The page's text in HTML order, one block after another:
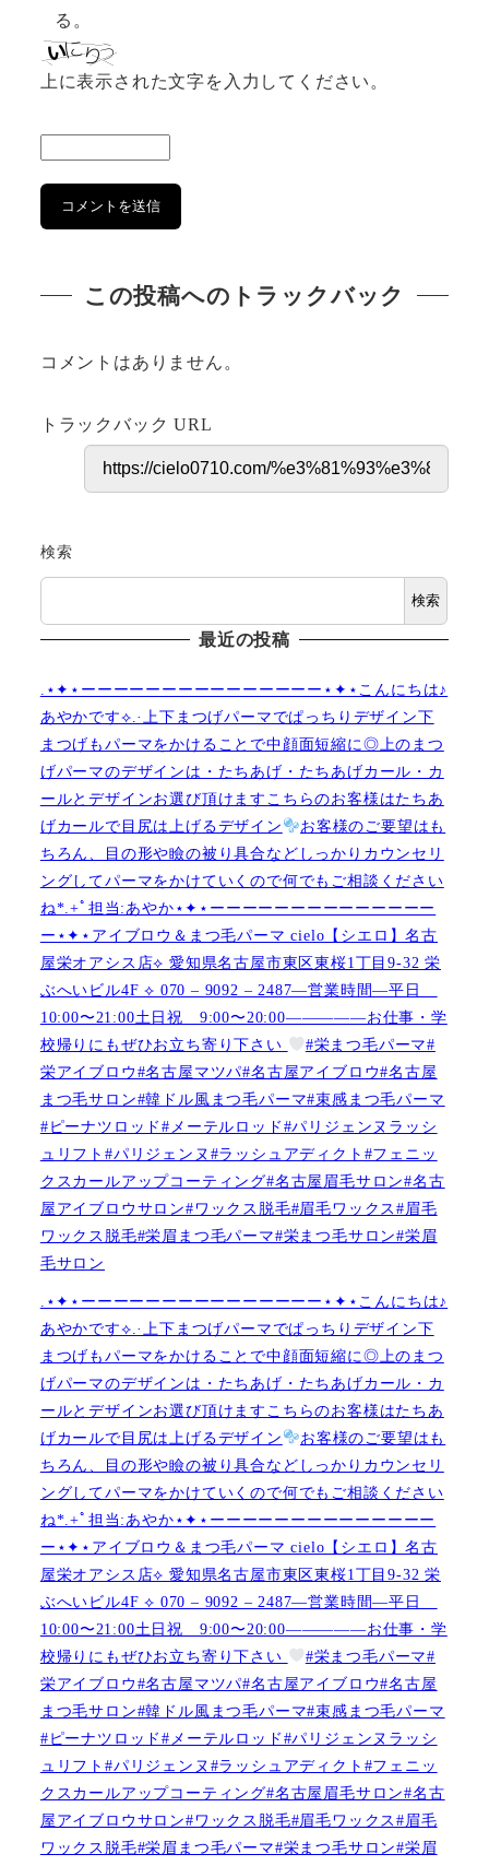
る。
上に表示された文字を入力してください。
この投稿へのトラックバック
コメントはありません。
トラックバック URL
検索
検索
最近の投稿
.⋆✦⋆ーーーーーーーーーーーーーーー⋆✦⋆こんにちは♪
あやかです︎⟡.·上下まつげパーマでぱっちりデザイン下
まつげもパーマをかけることで中顔面短縮に◎上のまつ
げパーマのデザインは・たちあげ・たちあげカール・カ
ールとデザインお選び頂けますこちらのお客様はたちあ
げカールで目尻は上げるデザイン
お客様のご要望はも
ちろん、目の形や瞼の被り具合などしっかりカウンセリ
ングしてパーマをかけていくので何でもご相談ください
ね︎︎︎*.+ﾟ担当:あやか⋆✦⋆ーーーーーーーーーーーーーー
ー⋆✦⋆アイブロウ＆まつ毛パーマ cielo【シエロ】名古
屋栄オアシス店︎︎⟡ 愛知県名古屋市東区東桜1丁目9-32 栄
ぶへいビル4F ︎︎⟡ 070 – 9092 – 2487—営業時間—平日
10:00〜21:00土日祝 9:00〜20:00—————お仕事・学
校帰りにもぜひお立ち寄り下さい
#栄まつ毛パーマ#
栄アイブロウ#名古屋マツパ#名古屋アイブロウ#名古屋
まつ毛サロン#韓ドル風まつ毛パーマ#束感まつ毛パーマ
#ピーナツロッド#メーテルロッド#パリジェンヌラッシ
ュリフト#パリジェンヌ#ラッシュアディクト#フェニッ
クスカールアップコーティング#名古屋眉毛サロン#名古
屋アイブロウサロン#ワックス脱毛#眉毛ワックス#眉毛
ワックス脱毛#栄眉まつ毛パーマ#栄まつ毛サロン#栄眉
毛サロン
.⋆✦⋆ーーーーーーーーーーーーーーー⋆✦⋆こんにちは♪
あやかです︎⟡.·上下まつげパーマでぱっちりデザイン下
まつげもパーマをかけることで中顔面短縮に◎上のまつ
げパーマのデザインは・たちあげ・たちあげカール・カ
ールとデザインお選び頂けますこちらのお客様はたちあ
げカールで目尻は上げるデザイン
お客様のご要望はも
ちろん、目の形や瞼の被り具合などしっかりカウンセリ
ングしてパーマをかけていくので何でもご相談ください
ね︎︎︎*.+ﾟ担当:あやか⋆✦⋆ーーーーーーーーーーーーーー
ー⋆✦⋆アイブロウ＆まつ毛パーマ cielo【シエロ】名古
屋栄オアシス店︎︎⟡ 愛知県名古屋市東区東桜1丁目9-32 栄
ぶへいビル4F ︎︎⟡ 070 – 9092 – 2487—営業時間—平日
10:00〜21:00土日祝 9:00〜20:00—————お仕事・学
校帰りにもぜひお立ち寄り下さい
#栄まつ毛パーマ#
栄アイブロウ#名古屋マツパ#名古屋アイブロウ#名古屋
まつ毛サロン#韓ドル風まつ毛パーマ#束感まつ毛パーマ
#ピーナツロッド#メーテルロッド#パリジェンヌラッシ
ュリフト#パリジェンヌ#ラッシュアディクト#フェニッ
クスカールアップコーティング#名古屋眉毛サロン#名古
屋アイブロウサロン#ワックス脱毛#眉毛ワックス#眉毛
ワックス脱毛#栄眉まつ毛パーマ#栄まつ毛サロン#栄眉